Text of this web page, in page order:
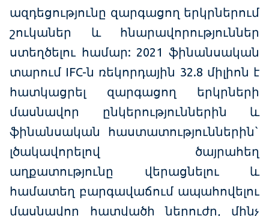
ազդեցությունը զարգացող երկրներում
շուկաներ և հնարավորություններ
ստեղծելու համար: 2021 ֆինանսական
տարում IFC-ն ռեկորդային 32.8 միլիոն է
հատկացրել զարգացող երկրների
մասնավոր ընկերություններին և
ֆինանսական հաստատություններին`
լծակավորելով ծայրահեղ
աղքատությունը վերացնելու և
համատեղ բարգավաճում ապահովելու
մասնավոր հատվածի ներուժը, մինչ